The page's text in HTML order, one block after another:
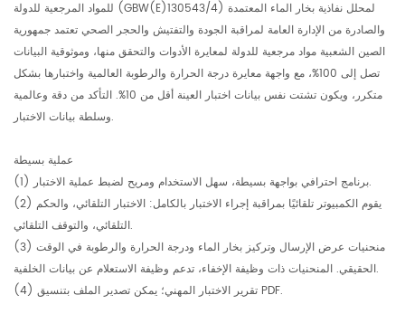
للمواد المرجعية للدولة (GBW(E)130543/4) لمحلل نفاذية بخار الماء المعتمدة
والصادرة من الإدارة العامة لمراقبة الجودة والتفتيش والحجر الصحي تعتمد جمهورية
الصين الشعبية مواد مرجعية للدولة لمعايرة الأدوات والتحقق منها، وموثوقية البيانات
تصل إلى 100%، مع واجهة معايرة درجة الحرارة والرطوبة العالمية واختبارها بشكل
متكرر، ويكون تشتت نفس بيانات اختبار العينة أقل من 10%. التأكد من دقة وعالمية
وسلطة بيانات الاختبار.
عملية بسيطة
(1) برنامج احترافي بواجهة بسيطة، سهل الاستخدام ومريح لضبط عملية الاختبار.
(2) يقوم الكمبيوتر تلقائيًا بمراقبة إجراء الاختبار بالكامل: الاختبار التلقائي، والحكم
التلقائي، والتوقف التلقائي.
(3) منحنيات عرض الإرسال وتركيز بخار الماء ودرجة الحرارة والرطوبة في الوقت
الحقيقي. المنحنيات ذات وظيفة الإخفاء، تدعم وظيفة الاستعلام عن بيانات الخلفية.
(4) تقرير الاختبار المهني؛ يمكن تصدير الملف بتنسيق PDF.